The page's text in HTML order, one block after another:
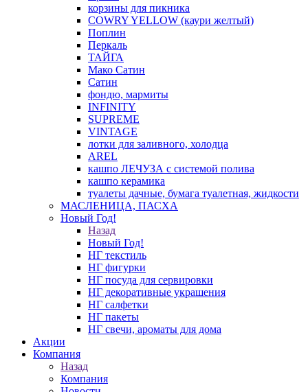
корзины для пикника
COWRY YELLOW (каури желтый)
Поплин
Перкаль
ТАЙГА
Мако Сатин
Сатин
фондю, мармиты
INFINITY
SUPREME
VINTAGE
лотки для заливного, холодца
AREL
кашпо ЛЕЧУЗА с системой полива
кашпо керамика
туалеты дачные, бумага туалетная, жидкости
МАСЛЕНИЦА, ПАСХА
Новый Год!
Назад
Новый Год!
НГ текстиль
НГ фигурки
НГ посуда для сервировки
НГ декоративные украшения
НГ салфетки
НГ пакеты
НГ свечи, ароматы для дома
Акции
Компания
Назад
Компания